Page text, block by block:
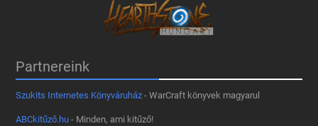
Partnereink
Szukits Internetes Könyváruház - WarCraft könyvek magyarul
ABCkitűző.hu - Minden, ami kitűző!